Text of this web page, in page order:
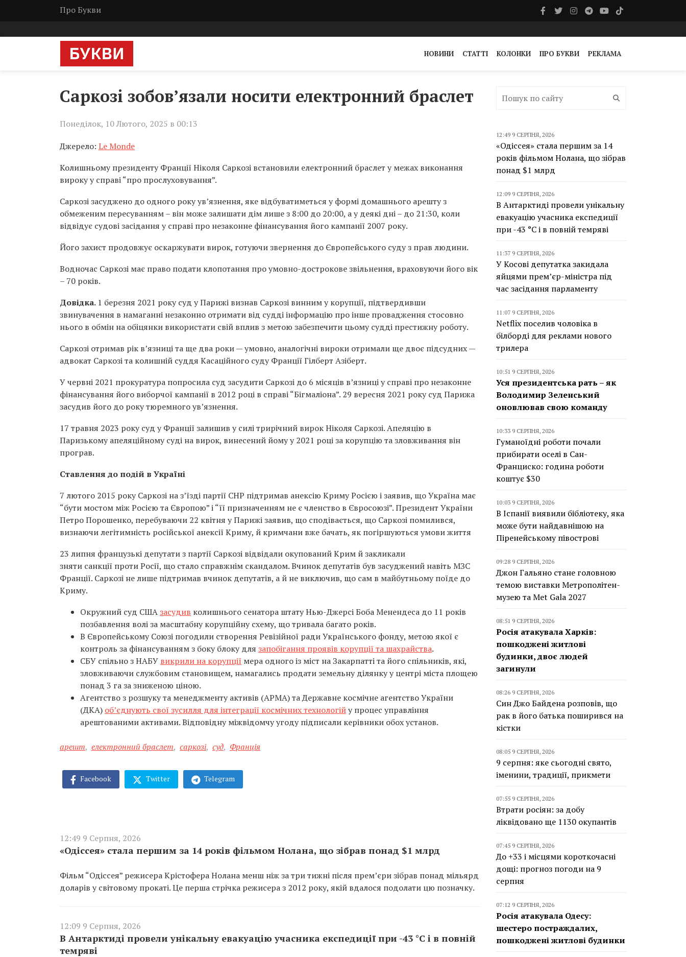
Про Букви
НОВИНИ СТАТТІ КОЛОНКИ ПРО БУКВИ РЕКЛАМА
Саркозі зобов’язали носити електронний браслет
Понеділок, 10 Лютого, 2025 в 00:13
Джерело: Le Monde
Колишньому президенту Франції Ніколя Саркозі встановили електронний браслет у межах виконання
вироку у справі “про прослуховування”.
Саркозі засуджено до одного року ув’язнення, яке відбуватиметься у формі домашнього арешту з
обмеженим пересуванням – він може залишати дім лише з 8:00 до 20:00, а у деякі дні – до 21:30, коли
відвідує судові засідання у справі про незаконне фінансування його кампанії 2007 року.
Його захист продовжує оскаржувати вирок, готуючи звернення до Європейського суду з прав людини.
Водночас Саркозі має право подати клопотання про умовно-дострокове звільнення, враховуючи його вік
– 70 років.
Довідка. 1 березня 2021 року суд у Парижі визнав Саркозі винним у корупції, підтвердивши
звинувачення в намаганні незаконно отримати від судді інформацію про інше провадження стосовно
нього в обмін на обіцянки використати свій вплив з метою забезпечити цьому судді престижну роботу.
Саркозі отримав рік в’язниці та ще два роки — умовно, аналогічні вироки отримали ще двоє підсудних —
адвокат Саркозі та колишній суддя Касаційного суду Франції Гілберт Азіберт.
У червні 2021 прокуратура попросила суд засудити Саркозі до 6 місяців в’язниці у справі про незаконне
фінансування його виборчої кампанії в 2012 році в справі “Бігмаліона”. 29 вересня 2021 року суд Парижа
засудив його до року тюремного ув’язнення.
17 травня 2023 року суд у Франції залишив у силі трирічний вирок Ніколя Саркозі. Апеляцію в
Паризькому апеляційному суді на вирок, винесений йому у 2021 році за корупцію та зловживання він
програв.
Ставлення до подій в Україні
7 лютого 2015 року Саркозі на з’їзді партії СНР підтримав анексію Криму Росією і заявив, що Україна має
“бути мостом між Росією та Європою” і “її призначенням не є членство в Євросоюзі”. Президент України
Петро Порошенко, перебуваючи 22 квітня у Парижі заявив, що сподівається, що Саркозі помилився,
визнаючи легітимність російської анексії Криму, й кримчани вже бачать, як погіршуються умови життя
23 липня французькі депутати з партії Саркозі відвідали окупований Крим й закликали
зняти санкції проти Росії, що стало справжнім скандалом. Вчинок депутатів був засуджений навіть МЗС
Франції. Саркозі не лише підтримав вчинок депутатів, а й не виключив, що сам в майбутньому поїде до
Криму.
Окружний суд СШАзасудив колишнього сенатора штату Нью-Джерсі Боба Менендеса до 11 років
позбавлення волі за масштабну корупційну схему, що тривала багато років.
В Європейському Союзі погодили створення Ревізійної ради Українського фонду, метою якої є
контроль за фінансуванням з боку блоку для запобігання проявів корупції та шахрайства.
СБУ спільно з НАБУ викрили на корупції мера одного із міст на Закарпатті та його спільників, які,
зловживаючи службовим становищем, намагались продати земельну ділянку у центрі міста площею
понад 3 га за зниженою ціною.
Агентство з розшуку та менеджменту активів (АРМА) та Державне космічне агентство України
(ДКА) об’єднують свої зусилля для інтеграції космічних технологійу процес управління
арештованими активами. Відповідну міжвідомчу угоду підписали керівники обох установ.
арешт, електронний браслет, саркозі, суд, Франція
Facebook Twitter Telegram
12:49 9 Серпня, 2026
«Одіссея» стала першим за 14 років фільмом Нолана, що зібрав понад $1 млрд
Фільм “Одіссея” режисера Крістофера Нолана менш ніж за три тижні після прем’єри зібрав понад мільярд
доларів у світовому прокаті. Це перша стрічка режисера з 2012 року, якій вдалося подолати цю позначку.
12:09 9 Серпня, 2026
В Антарктиді провели унікальну евакуацію учасника експедиції при -43 °C і в повній
темряві
12:49 9 СЕРПНЯ, 2026
«Одіссея» стала першим за 14
років фільмом Нолана, що зібрав
понад $1 млрд
12:09 9 СЕРПНЯ, 2026
В Антарктиді провели унікальну
евакуацію учасника експедиції
при -43 °C і в повній темряві
11:37 9 СЕРПНЯ, 2026
У Косові депутатка закидала
яйцями прем’єр-міністра під
час засідання парламенту
11:07 9 СЕРПНЯ, 2026
Netflix поселив чоловіка в
білборді для реклами нового
трилера
10:51 9 СЕРПНЯ, 2026
Уся президентська рать – як
Володимир Зеленський
оновлював свою команду
10:33 9 СЕРПНЯ, 2026
Гуманоїдні роботи почали
прибирати оселі в Сан-
Франциско: година роботи
коштує $30
10:03 9 СЕРПНЯ, 2026
В Іспанії виявили бібліотеку, яка
може бути найдавнішою на
Піренейському півострові
09:28 9 СЕРПНЯ, 2026
Джон Гальяно стане головною
темою виставки Метрополітен-
музею та Met Gala 2027
08:51 9 СЕРПНЯ, 2026
Росія атакувала Харків:
пошкоджені житлові
будинки, двоє людей
загинули
08:26 9 СЕРПНЯ, 2026
Син Джо Байдена розповів, що
рак в його батька поширився на
кістки
08:05 9 СЕРПНЯ, 2026
9 серпня: яке сьогодні свято,
іменини, традиції, прикмети
07:55 9 СЕРПНЯ, 2026
Втрати росіян: за добу
ліквідовано ще 1130 окупантів
07:45 9 СЕРПНЯ, 2026
До +33 і місцями короткочасні
дощі: прогноз погоди на 9
серпня
07:12 9 СЕРПНЯ, 2026
Росія атакувала Одесу:
шестеро постраждалих,
пошкоджені житлові будинки